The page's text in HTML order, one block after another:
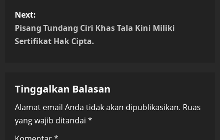
t
n
v
i
g
Next:
Pisang Tundang Ciri Khas Tala Kini Miliki
Sertifikat Hak Cipta.
Tinggalkan Balasan
Alamat email Anda tidak akan dipublikasikan. Ruas
yang wajib ditandai *